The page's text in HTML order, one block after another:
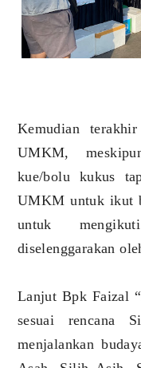
Kemudian
UMKM,
kue/bolu kukus
UMKM untuk ikut
untuk
diselenggarakan
Lanjut Bpk Faizal
sesuai rencana
menjalankan